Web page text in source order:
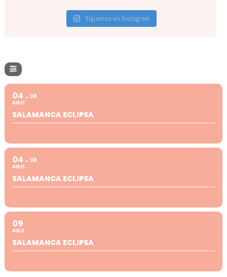
Síguenos en Instagram
04
AGO
08
SALAMANCA ECLIPSA
04
AGO
08
SALAMANCA ECLIPSA
09
AGO
SALAMANCA ECLIPSA